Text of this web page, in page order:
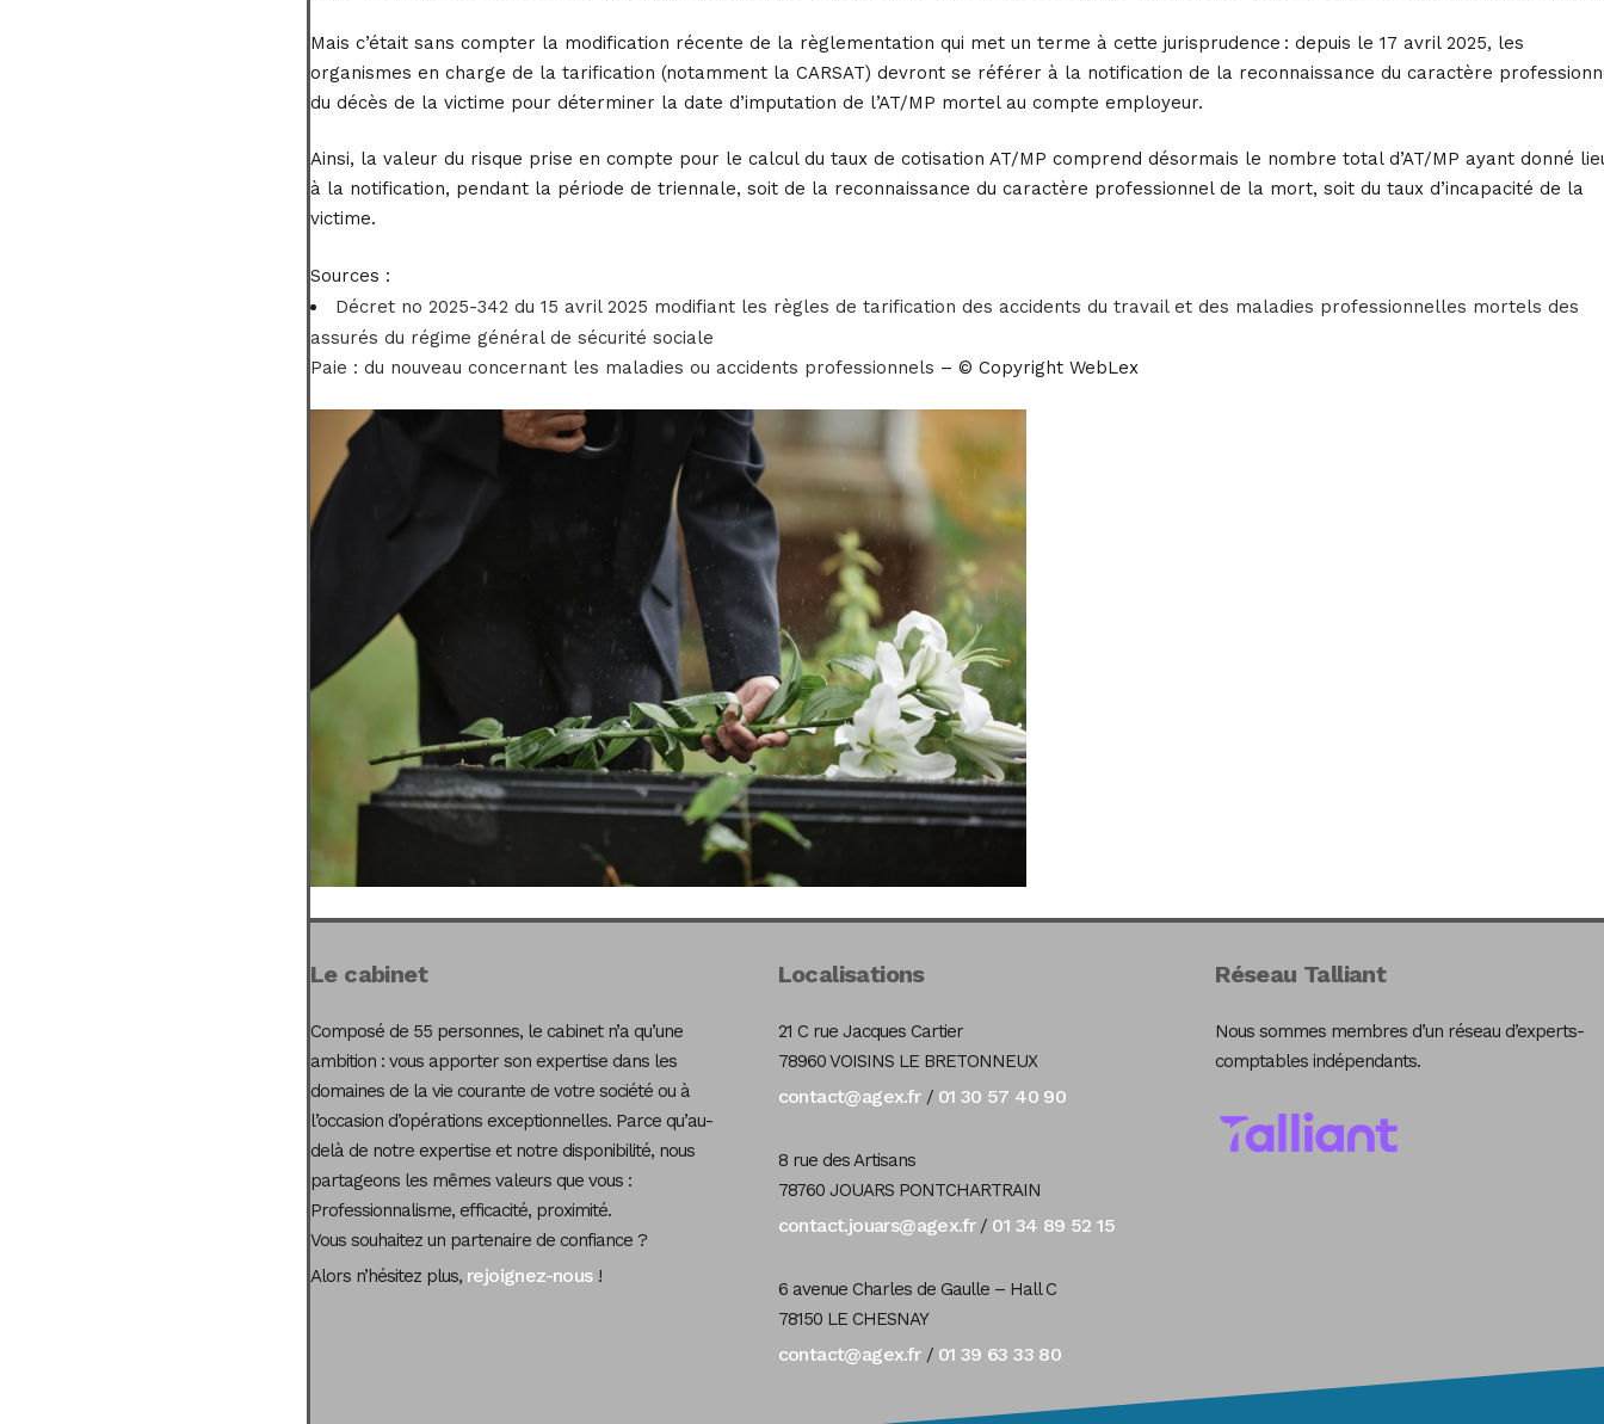
Mais c’était sans compter la modification récente de la règlementation qui met un terme à cette jurisprudence : depuis le 17 avril 2025, les
organismes en charge de la tarification (notamment la CARSAT) devront se référer à la notification de la reconnaissance du caractère
du décès de la victime pour déterminer la date d’imputation de l’AT/MP mortel au compte employeur.
Ainsi, la valeur du risque prise en compte pour le calcul du taux de cotisation AT/MP comprend désormais le nombre total d’AT/MP ayant donné
à la notification, pendant la période de triennale, soit de la reconnaissance du caractère professionnel de la mort, soit du taux d’incapacité de la
victime.
Sources :
Décret no 2025-342 du 15 avril 2025 modifiant les règles de tarification des accidents du travail et des maladies professionnelles mortels des
assurés du régime général de sécurité sociale
Paie : du nouveau concernant les maladies ou accidents professionnels – © Copyright WebLex
Le cabinet
Composé de 55 personnes, le cabinet n’a qu’une
ambition : vous apporter son expertise dans les
domaines de la vie courante de votre société ou à
l’occasion d’opérations exceptionnelles. Parce qu’au-
delà de notre expertise et notre disponibilité, nous
partageons les mêmes valeurs que vous :
Professionnalisme, efficacité, proximité.
Vous souhaitez un partenaire de confiance ?
Alors n’hésitez plus, rejoignez-nous!
Localisations
21 C rue Jacques Cartier
78960 VOISINS LE BRETONNEUX
contact@agex.fr/ 01 30 57 40 90
8 rue des Artisans
78760 JOUARS PONTCHARTRAIN
contact.jouars@agex.fr/ 01 34 89 52 15
6 avenue Charles de Gaulle – Hall C
78150 LE CHESNAY
contact@agex.fr/ 01 39 63 33 80
Réseau Talliant
Nous sommes membres d’un réseau d’experts-
comptables indépendants.